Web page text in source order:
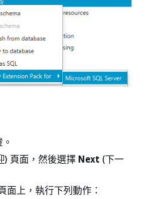
) 頁面，然後選擇 Next (下一
面上，執行下列動作：